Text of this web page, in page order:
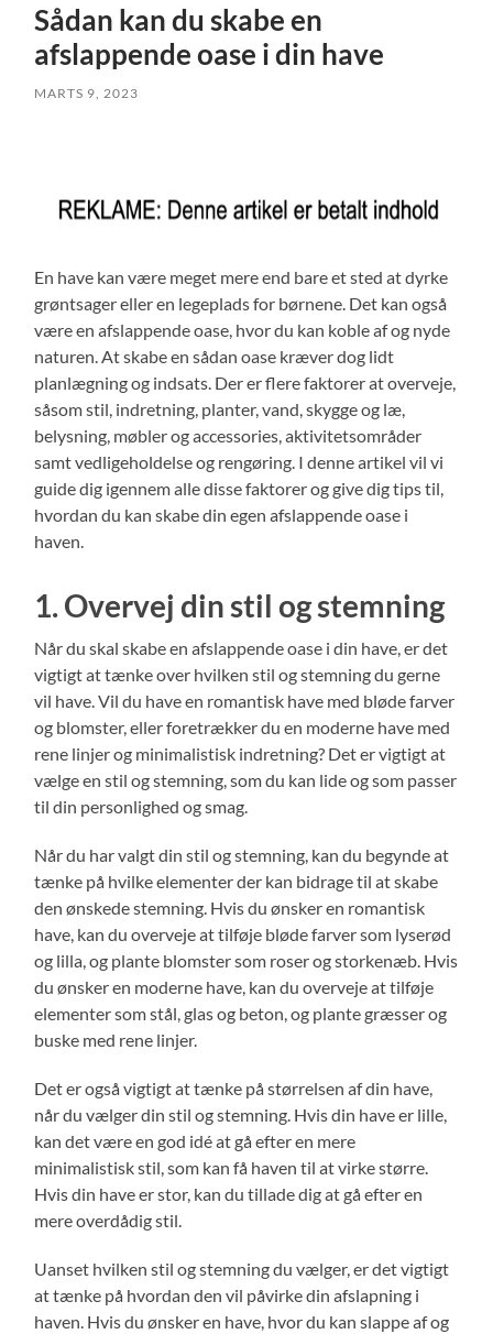
Sådan kan du skabe en
afslappende oase i din have
MARTS 9, 2023
En have kan være meget mere end bare et sted at dyrke
grøntsager eller en legeplads for børnene. Det kan også
være en afslappende oase, hvor du kan koble af og nyde
naturen. At skabe en sådan oase kræver dog lidt
planlægning og indsats. Der er flere faktorer at overveje,
såsom stil, indretning, planter, vand, skygge og læ,
belysning, møbler og accessories, aktivitetsområder
samt vedligeholdelse og rengøring. I denne artikel vil vi
guide dig igennem alle disse faktorer og give dig tips til,
hvordan du kan skabe din egen afslappende oase i
haven.
1. Overvej din stil og stemning
Når du skal skabe en afslappende oase i din have, er det
vigtigt at tænke over hvilken stil og stemning du gerne
vil have. Vil du have en romantisk have med bløde farver
og blomster, eller foretrækker du en moderne have med
rene linjer og minimalistisk indretning? Det er vigtigt at
vælge en stil og stemning, som du kan lide og som passer
til din personlighed og smag.
Når du har valgt din stil og stemning, kan du begynde at
tænke på hvilke elementer der kan bidrage til at skabe
den ønskede stemning. Hvis du ønsker en romantisk
have, kan du overveje at tilføje bløde farver som lyserød
og lilla, og plante blomster som roser og storkenæb. Hvis
du ønsker en moderne have, kan du overveje at tilføje
elementer som stål, glas og beton, og plante græsser og
buske med rene linjer.
Det er også vigtigt at tænke på størrelsen af din have,
når du vælger din stil og stemning. Hvis din have er lille,
kan det være en god idé at gå efter en mere
minimalistisk stil, som kan få haven til at virke større.
Hvis din have er stor, kan du tillade dig at gå efter en
mere overdådig stil.
Uanset hvilken stil og stemning du vælger, er det vigtigt
at tænke på hvordan den vil påvirke din afslapning i
haven. Hvis du ønsker en have, hvor du kan slappe af og